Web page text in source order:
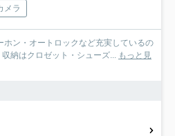
メラ
ホン・オートロックなど充実しているの
納はクロゼット・シューズ... もっと見